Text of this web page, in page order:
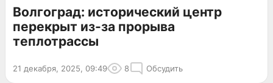
Волгоград: исторический центр
перекрыт из-за прорыва
теплотрассы
21 декабря, 2025, 09:49 8 Обсудить